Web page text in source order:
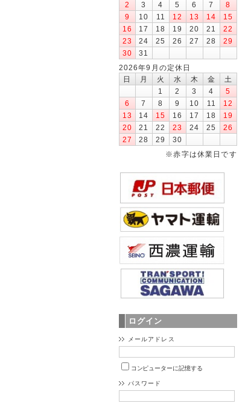
2
3 4 5 6 7
8
9
10 11 12 13 14
15
16
17 18 19 20 21
22
23
24 25 26 27 28
29
30
31
2026年9月の定休日
日
月 火 水 木 金
土
1
2 3 4
5
6
7 8 9 10 11
12
13
14 15 16 17 18
19
20
21 22 23 24 25
26
27
28 29
30
※赤字は休業日です
ログイン
メールアドレス
コンピューターに記憶する
パスワード